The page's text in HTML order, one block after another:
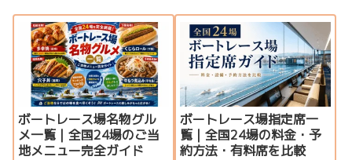
ボートレース場名物グル
メ一覧｜全国24場のご当
地メニュー完全ガイド
ボートレース場指定席一
覧｜全国24場の料金・予
約方法・有料席を比較